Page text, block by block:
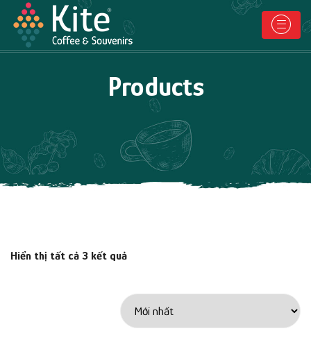
Products
Hiển thị tất cả 3 kết quả